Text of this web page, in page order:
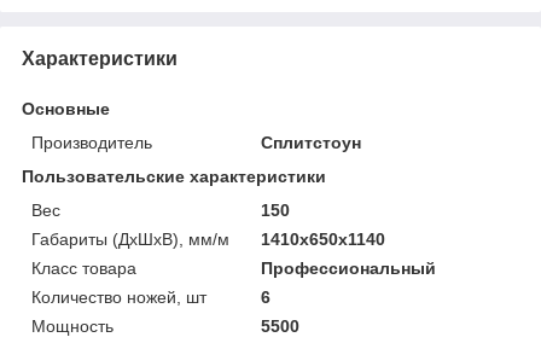
Характеристики
Основные
Производитель
Сплитстоун
Пользовательские характеристики
Вес
150
Габариты (ДхШхВ), мм/м
1410х650х1140
Класс товара
Профессиональный
Количество ножей, шт
6
Мощность
5500